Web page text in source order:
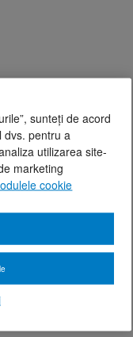
sunteți de acord
dvs. pentru a
utilizarea site-
marketing
cookie